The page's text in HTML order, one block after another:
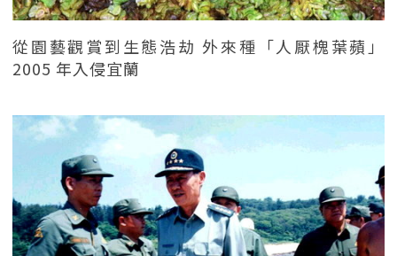
從園藝觀賞到生態浩劫 外來種「人厭槐葉蘋」
2005 年入侵宜蘭